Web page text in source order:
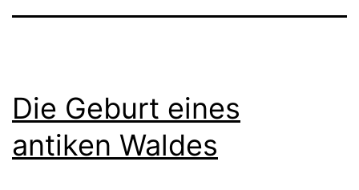
Die Geburt eines
antiken Waldes